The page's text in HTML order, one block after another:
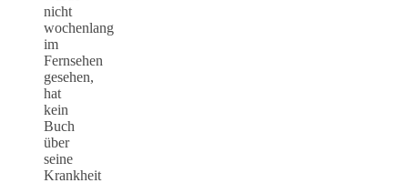
nicht
wochenlang
im
Fernsehen
gesehen,
hat
kein
Buch
über
seine
Krankheit